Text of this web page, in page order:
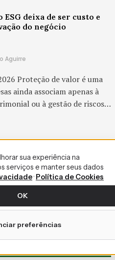
deixa de ser custo e
do negócio
Aguirre
Proteção de valor é uma
ainda associam apenas à
ou à gestão de riscos
de Uso Política de Cookies
os direitos reservados.
sua experiência na
serviços e manter seus dados
· Política de Cookies
preferências
OK